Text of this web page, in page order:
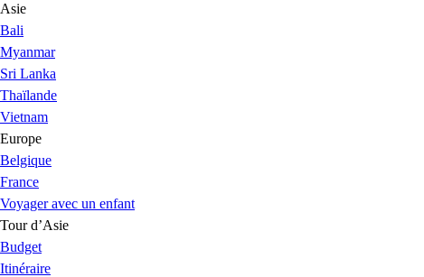
Asie
Bali
Myanmar
Sri Lanka
Thaïlande
Vietnam
Europe
Belgique
France
Voyager avec un enfant
Tour d’Asie
Budget
Itinéraire